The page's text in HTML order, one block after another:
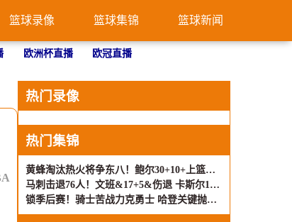
篮球录像 篮球集锦 篮球新闻
欧洲杯直播 欧冠直播
热门录像
热门集锦
黄蜂淘汰热火将争东八！鲍尔30+10+上篮绝杀！热巴伤退
马刺击退76人！文班&17+5&伤退 卡斯尔19+11+13 恩比德34+12
锁季后赛！骑士苦战力克勇士 哈登关键抛投 斯特鲁斯6记三分